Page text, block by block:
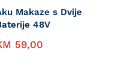
Makaze s Dvije
48V
59,00